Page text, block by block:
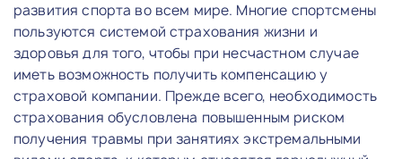
развития спорта во всем мире. Многие спортсмены
пользуются системой страхования жизни и
здоровья для того, чтобы при несчастном случае
иметь возможность получить компенсацию у
страховой компании. Прежде всего, необходимость
страхования обусловлена повышенным риском
получения травмы при занятиях экстремальными